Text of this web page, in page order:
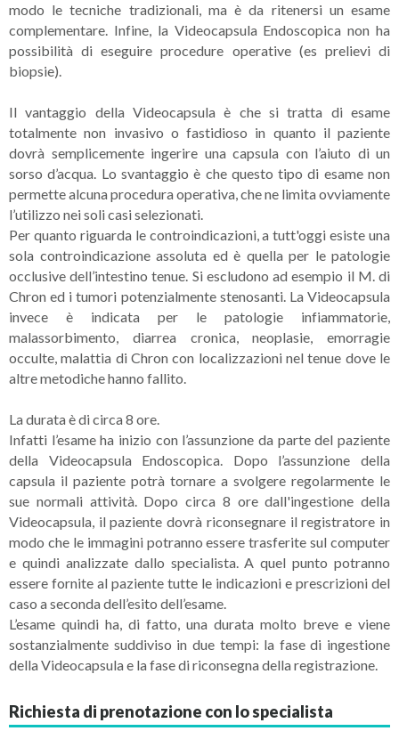
modo le tecniche tradizionali, ma è da ritenersi un esame
complementare. Infine, la Videocapsula Endoscopica non ha
possibilità di eseguire procedure operative (es prelievi di
biopsie).
Il vantaggio della Videocapsula è che si tratta di esame
totalmente non invasivo o fastidioso in quanto il paziente
dovrà semplicemente ingerire una capsula con l’aiuto di un
sorso d’acqua. Lo svantaggio è che questo tipo di esame non
permette alcuna procedura operativa, che ne limita ovviamente
l’utilizzo nei soli casi selezionati.
Per quanto riguarda le controindicazioni, a tutt'oggi esiste una
sola controindicazione assoluta ed è quella per le patologie
occlusive dell’intestino tenue. Si escludono ad esempio il M. di
Chron ed i tumori potenzialmente stenosanti. La Videocapsula
invece è indicata per le patologie infiammatorie,
malassorbimento, diarrea cronica, neoplasie, emorragie
occulte, malattia di Chron con localizzazioni nel tenue dove le
altre metodiche hanno fallito.
La durata è di circa 8 ore.
Infatti l’esame ha inizio con l’assunzione da parte del paziente
della Videocapsula Endoscopica. Dopo l’assunzione della
capsula il paziente potrà tornare a svolgere regolarmente le
sue normali attività. Dopo circa 8 ore dall'ingestione della
Videocapsula, il paziente dovrà riconsegnare il registratore in
modo che le immagini potranno essere trasferite sul computer
e quindi analizzate dallo specialista. A quel punto potranno
essere fornite al paziente tutte le indicazioni e prescrizioni del
caso a seconda dell’esito dell’esame.
L’esame quindi ha, di fatto, una durata molto breve e viene
sostanzialmente suddiviso in due tempi: la fase di ingestione
della Videocapsula e la fase di riconsegna della registrazione.
Richiesta di prenotazione con lo specialista